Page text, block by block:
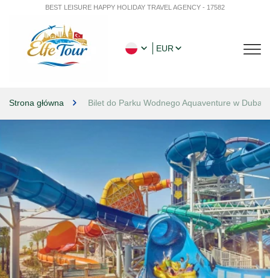
BEST LEISURE HAPPY HOLIDAY TRAVEL AGENCY - 17582
EUR
Strona główna Bilet do Parku Wodnego Aquaventure w Dubaju